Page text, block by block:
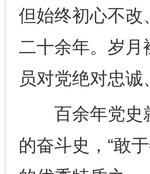
但始终初心不改
二十余年。岁
员对党绝对忠
百余年党史就
的奋斗史，“敢